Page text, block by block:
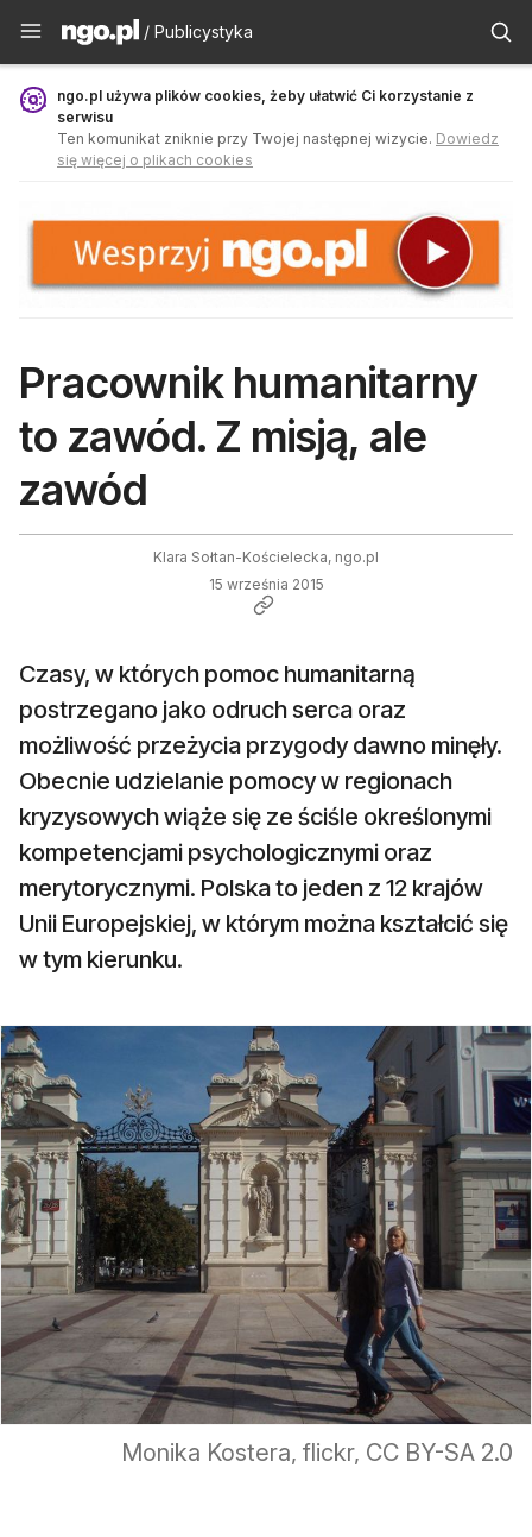
Publicystyka - ngo.pl
/ Publicystyka
ngo.pl używa plików cookies, żeby ułatwić Ci korzystanie z
serwisu
Ten komunikat zniknie przy Twojej następnej wizycie. Dowiedz
się więcej o plikach cookies
Pracownik humanitarny
to zawód. Z misją, ale
zawód
Klara Sołtan-Kościelecka, ngo.pl
15 września 2015
Czasy, w których pomoc humanitarną
postrzegano jako odruch serca oraz
możliwość przeżycia przygody dawno minęły.
Obecnie udzielanie pomocy w regionach
kryzysowych wiąże się ze ściśle określonymi
kompetencjami psychologicznymi oraz
merytorycznymi. Polska to jeden z 12 krajów
Unii Europejskiej, w którym można kształcić się
w tym kierunku.
Monika Kostera, flickr, CC BY-SA 2.0